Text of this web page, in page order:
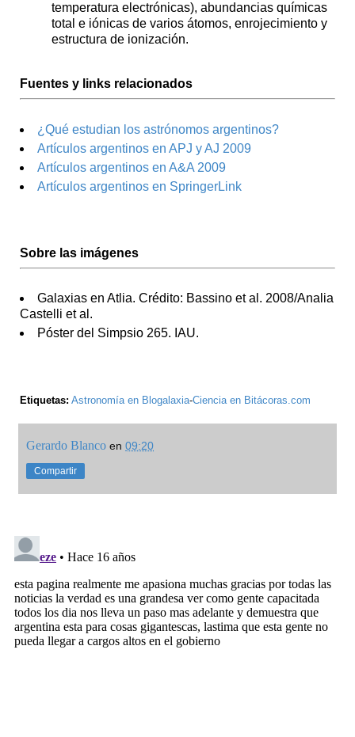
temperatura electrónicas), abundancias químicas
total e iónicas de varios átomos, enrojecimiento y
estructura de ionización.
Fuentes y links relacionados
¿Qué estudian los astrónomos argentinos?
Artículos argentinos en APJ y AJ 2009
Artículos argentinos en A&A 2009
Artículos argentinos en SpringerLink
Sobre las imágenes
Galaxias en Atlia. Crédito: Bassino et al. 2008/Analia
Castelli et al.
Póster del Simpsio 265. IAU.
Etiquetas: Astronomía en Blogalaxia-Ciencia en Bitácoras.com
Gerardo Blanco en 09:20
Compartir